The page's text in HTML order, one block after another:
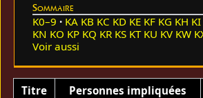
Sommaire
K0–9 KA KB KC KD KE KF KG KH KI
KN KO KP KQ KR KS KT KU KV KW
Voir aussi
Titre Personnes impliquées